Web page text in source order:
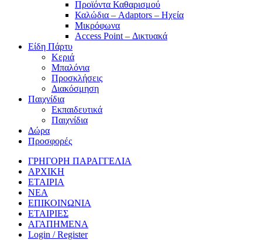
Προϊόντα Καθαρισμού
Καλώδια – Adaptors – Ηχεία
Μικρόφωνα
Access Point – Δικτυακά
Είδη Πάρτυ
Κεριά
Μπαλόνια
Προσκλήσεις
Διακόσμηση
Παιχνίδια
Εκπαιδευτικά
Παιχνίδια
Δώρα
Προσφορές
ΓΡΗΓΟΡΗ ΠΑΡΑΓΓΕΛΙΑ
ΑΡΧΙΚΗ
ΕΤΑΙΡΙΑ
ΝΕΑ
ΕΠΙΚΟΙΝΩΝΙΑ
ΕΤΑΙΡΙΕΣ
ΑΓΑΠΗΜΕΝΑ
Login / Register